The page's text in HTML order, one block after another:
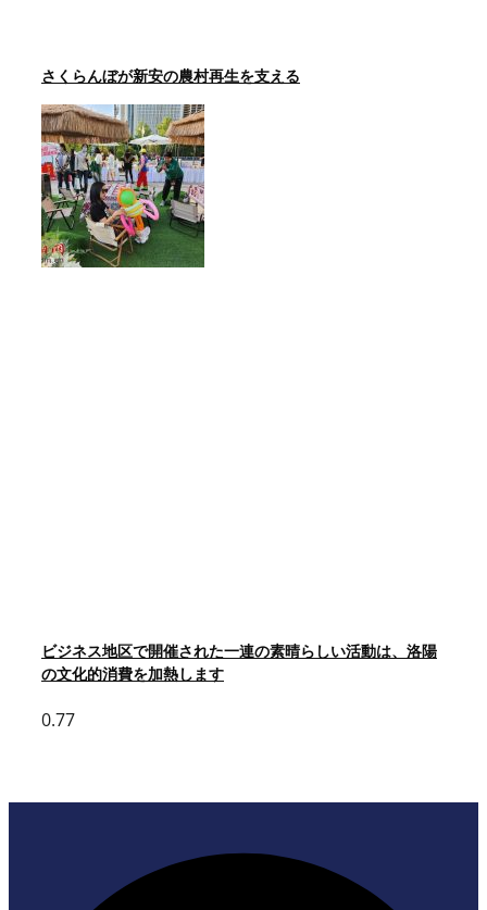
さくらんぼが新安の農村再生を支える
ビジネス地区で開催された一連の素晴らしい活動は、洛陽
の文化的消費を加熱します